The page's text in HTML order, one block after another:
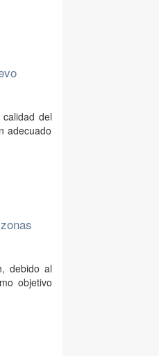
del
adecuado
debido al
objetivo